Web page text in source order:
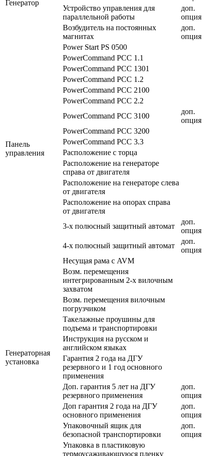
Генератор
Устройство управления для
параллельной работы
доп.
опция
Возбудитель на постоянных
магнитах
доп.
опция
Панель
управления
Power Start PS 0500
PowerCommand PCC 1.1
PowerCommand PCC 1301
PowerCommand PCC 1.2
PowerCommand PCC 2100
PowerCommand PCC 2.2
PowerCommand PCC 3100
доп.
опция
PowerCommand PCC 3200
PowerCommand PCC 3.3
Расположение с торца
Расположение на генераторе
справа от двигателя
Расположение на генераторе слева
от двигателя
Расположение на опорах справа
от двигателя
3-х полюсный защитный автомат
доп.
опция
4-х полюсный защитный автомат
доп.
опция
Генераторная
установка
Несущая рама с AVM
Возм. перемещения
интегрированным 2-х вилочным
захватом
Возм. перемещения вилочным
погрузчиком
Такелажные проушины для
подъема и транспортировки
Инструкция на русском и
английском языках
Гарантия 2 года на ДГУ
резервного и 1 год основного
применения
Доп. гарантия 5 лет на ДГУ
резервного применения
доп.
опция
Доп гарантия 2 года на ДГУ
основного применения
доп.
опция
Упаковочный ящик для
безопасной транспортировки
доп.
опция
Упаковка в пластиковую
термоусаживающуюся пленку